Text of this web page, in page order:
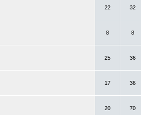
22 32
8 8
25 36
17 36
20 70